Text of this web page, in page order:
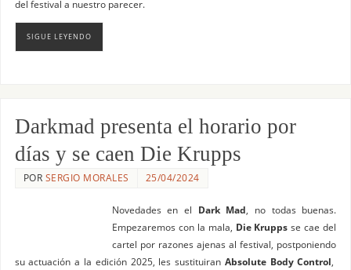
del festival a nuestro parecer.
SIGUE LEYENDO
Darkmad presenta el horario por
días y se caen Die Krupps
POR SERGIO MORALES 25/04/2024
Novedades en el Dark Mad , no todas buenas.
Empezaremos con la mala, Die Krupps se cae del
cartel por razones ajenas al festival, postponiendo
su actuación a la edición 2025, les sustituiran Absolute Body Control